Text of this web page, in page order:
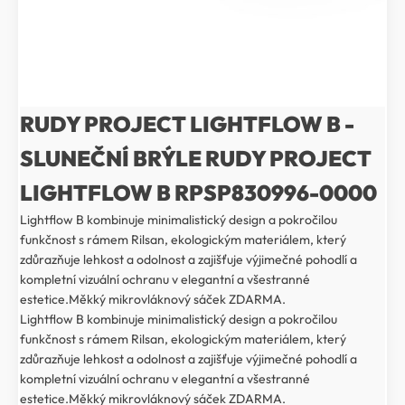
RUDY PROJECT LIGHTFLOW B -
SLUNEČNÍ BRÝLE RUDY PROJECT
LIGHTFLOW B RPSP830996-0000
Lightflow B kombinuje minimalistický design a pokročilou
funkčnost s rámem Rilsan, ekologickým materiálem, který
zdůrazňuje lehkost a odolnost a zajišťuje výjimečné pohodlí a
kompletní vizuální ochranu v elegantní a všestranné
estetice.Měkký mikrovláknový sáček ZDARMA.
Lightflow B kombinuje minimalistický design a pokročilou
funkčnost s rámem Rilsan, ekologickým materiálem, který
zdůrazňuje lehkost a odolnost a zajišťuje výjimečné pohodlí a
kompletní vizuální ochranu v elegantní a všestranné
estetice.Měkký mikrovláknový sáček ZDARMA.